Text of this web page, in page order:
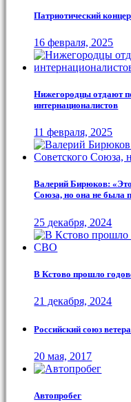
Патриотический
16 февраля, 2025
Нижегородцы отдают
интернационалистов
11 февраля, 2025
Валерий Бирюков:
Союза, но она не была
25 декабря, 2024
В Кстово прошло
21 декабря, 2024
Российский союз
20 мая, 2017
Автопробег